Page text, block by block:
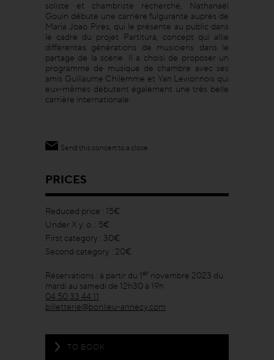
soliste et chambriste recherché, Nathanaël
Gouin débute une carrière fulgurante auprès de
Maria Joao Pires, qui le présente au public dans
le cadre du projet Partitura, concept qui allie
différentes générations de musiciens dans le
partage de la scène. Il a choisi de proposer un
programme de musique de chambre avec ses
amis Guillaume Chilemme et Yan Levionnois qui
eux-mêmes débutent également une très belle
carrière internationale.
Send this concert to a close
PRICES
Reduced price : 15€
Under X y. o. : 5€
First category : 30€
Second category : 20€
Réservations : à partir du 1er novembre 2023 du
mardi au samedi de 12h30 à 19h
04 50 33 44 11
billetterie@bonlieu-annecy.com
TO BOOK